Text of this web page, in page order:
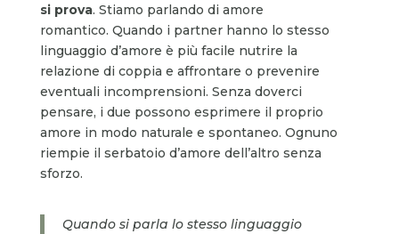
si prova. Stiamo parlando di amore
romantico. Quando i partner hanno lo stesso
linguaggio d’amore è più facile nutrire la
relazione di coppia e affrontare o prevenire
eventuali incomprensioni. Senza doverci
pensare, i due possono esprimere il proprio
amore in modo naturale e spontaneo. Ognuno
riempie il serbatoio d’amore dell’altro senza
sforzo.
Quando si parla lo stesso linguaggio